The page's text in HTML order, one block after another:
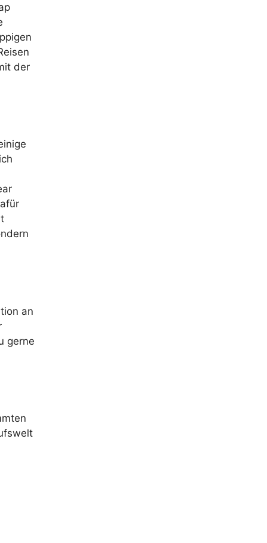
der
an
gerne